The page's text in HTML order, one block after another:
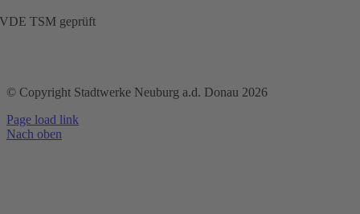
VDE TSM geprüft
© Copyright Stadtwerke Neuburg a.d. Donau 2026
Page load link
Nach oben